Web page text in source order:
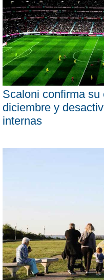
Scaloni confirma
diciembre y
internas